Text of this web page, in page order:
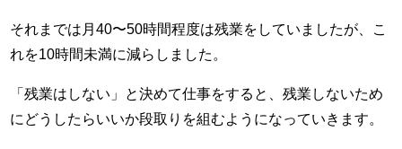
それまでは月40〜50時間程度は残業をしていましたが、こ
れを10時間未満に減らしました。
「残業はしない」と決めて仕事をすると、残業しないため
にどうしたらいいか段取りを組むようになっていきます。